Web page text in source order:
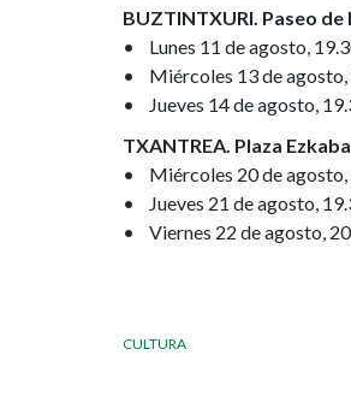
BUZTINTXURI. Paseo
• Lunes 11 de agosto,
• Miércoles 13 de agosto,
• Jueves 14 de agosto,
TXANTREA. Plaza Ezkaba
• Miércoles 20 de agosto,
• Jueves 21 de agosto,
• Viernes 22 de agosto,
CULTURA